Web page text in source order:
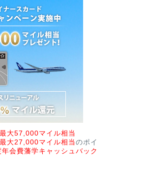
最大57,000マイル相当
最大27,000マイル相当 のポイ
年会費藩学キャッシュバック